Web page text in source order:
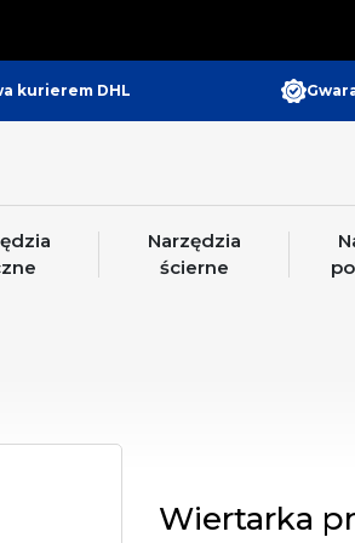
kurierem DHL
Narzędzia
ścierne
Wiertarka